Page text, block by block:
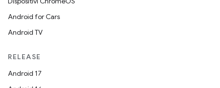
Android for Cars
Android TV
RELEASE
Android 17